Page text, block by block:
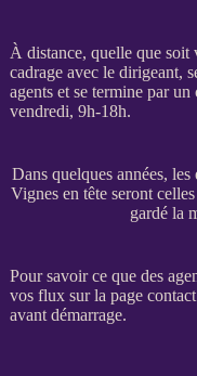
À distance, quelle que soit
cadrageavec le dirigeant,
agentset se termine par un
vendredi, 9h-18h.
Dans quelques années,
Vignes en tête seront
gardé la
Pour savoir ce que des
vos fluxsur la page
avant démarrage.